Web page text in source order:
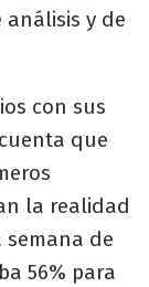
y de
con sus
que
la realidad
semana de
56% para